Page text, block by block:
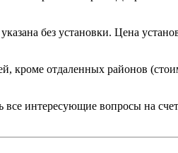
без установки. Цена
кроме отдаленных районов
все интересующие вопросы на